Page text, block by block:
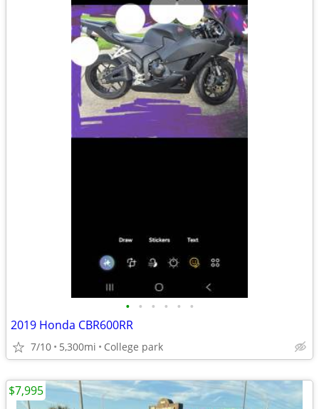
• • • • • •
2019 Honda CBR600RR
7/10 5,300mi College park
$7,995